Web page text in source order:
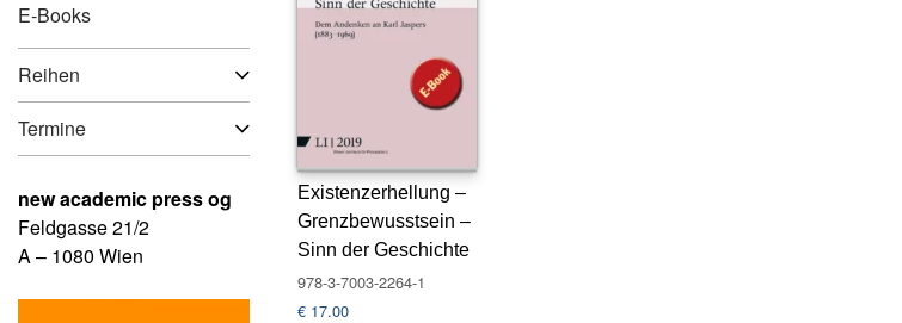
E-Books
Reihen
Termine
new academic press og
Feldgasse 21/2
A – 1080 Wien
Existenzerhellung –
Grenzbewusstsein –
Sinn der Geschichte
978-3-7003-2264-1
€ 17.00